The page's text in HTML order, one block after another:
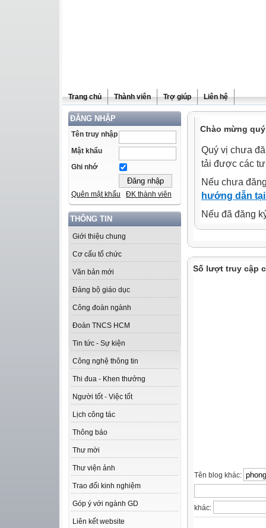
Trang chủ Thành viên Trợ giúp Liên hệ
ĐĂNG NHẬP
Tên truy nhập
Mật khẩu
Ghi nhớ
Quên mật khẩu ĐK thành viên
THÔNG TIN
Giới thiệu chung
Cơ cấu tổ chức
Văn bản mới
Đảng bộ giáo dục
Công đoàn ngành
Đoàn TNCS HCM
Tin tức - Sự kiện
Công nghệ thông tin
Thi đua - Khen thưởng
Người tốt - Việc tốt
Lịch công tác
Thông báo
Thư mời
Thư viện ảnh
Trao đổi kinh nghiệm
Góp ý với ngành GD
Liên kết website
Chào mừng
Quý vị chưa
tải được các
Nếu chưa
hướng dẫn
Nếu đã đăng
Số lượt truy cập
Tên blog khác:
khác: